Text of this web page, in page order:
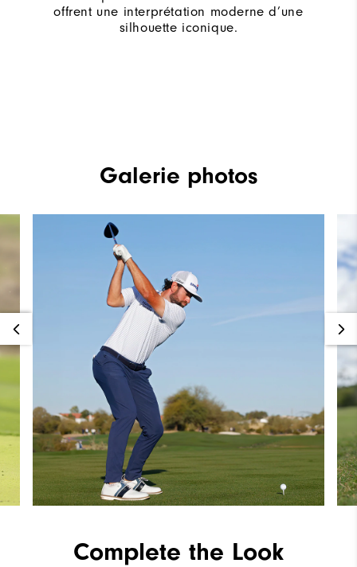
offrent une interprétation moderne d’une
silhouette iconique.
Galerie photos
Complete the Look